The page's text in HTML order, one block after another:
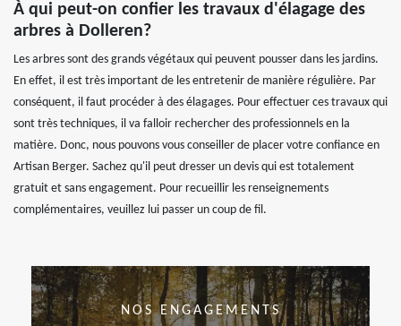
À qui peut-on confier les travaux d'élagage des
arbres à Dolleren?
Les arbres sont des grands végétaux qui peuvent pousser dans les jardins.
En effet, il est très important de les entretenir de manière régulière. Par
conséquent, il faut procéder à des élagages. Pour effectuer ces travaux qui
sont très techniques, il va falloir rechercher des professionnels en la
matière. Donc, nous pouvons vous conseiller de placer votre confiance en
Artisan Berger. Sachez qu'il peut dresser un devis qui est totalement
gratuit et sans engagement. Pour recueillir les renseignements
complémentaires, veuillez lui passer un coup de fil.
NOS ENGAGEMENTS